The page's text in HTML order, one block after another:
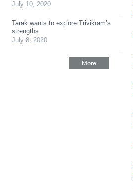
July 10, 2020
Tarak wants to explore Trivikram’s
strengths
July 8, 2020
More